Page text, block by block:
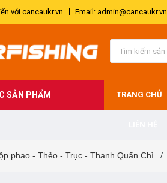
với cancaukr.vn Email: admin@cancaukr.vn
SẢN PHẨM TRANG CHỦ
phao - Thẻo - Trục - Thanh Quấn Chì /